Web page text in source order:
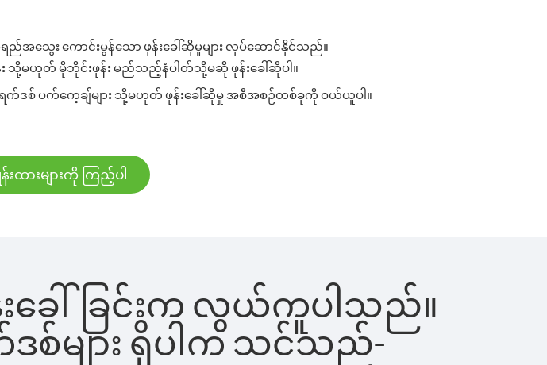
သွေး ကောင်းမွန်သော ဖုန်းခေါ်ဆိုမှုများ လုပ်ဆောင်နိုင်သည်။
း သို့မဟုတ် မိုဘိုင်းဖုန်း မည်သည့်နံပါတ်သို့မဆို ဖုန်းခေါ်ဆိုပါ။
က်ဒစ် ပက်ကေ့ချ်များ သို့မဟုတ် ဖုန်းခေါ်ဆိုမှု အစီအစဉ်တစ်ခုကို ဝယ်ယူပါ။
ားများကို ကြည့်ပါ
းခေါ်ခြင်းက လွယ်ကူပါသည်။
စ်များ ရှိပါက သင်သည်-